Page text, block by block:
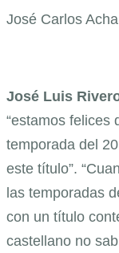
José Carlos
José Luis
“estamos felices
temporada del
este título”.
las temporadas
con un título
castellano no